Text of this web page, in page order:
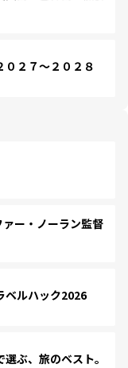
２７～２０２８
ー・ノーラン監督
ルハック2026
ぶ、旅のベスト。